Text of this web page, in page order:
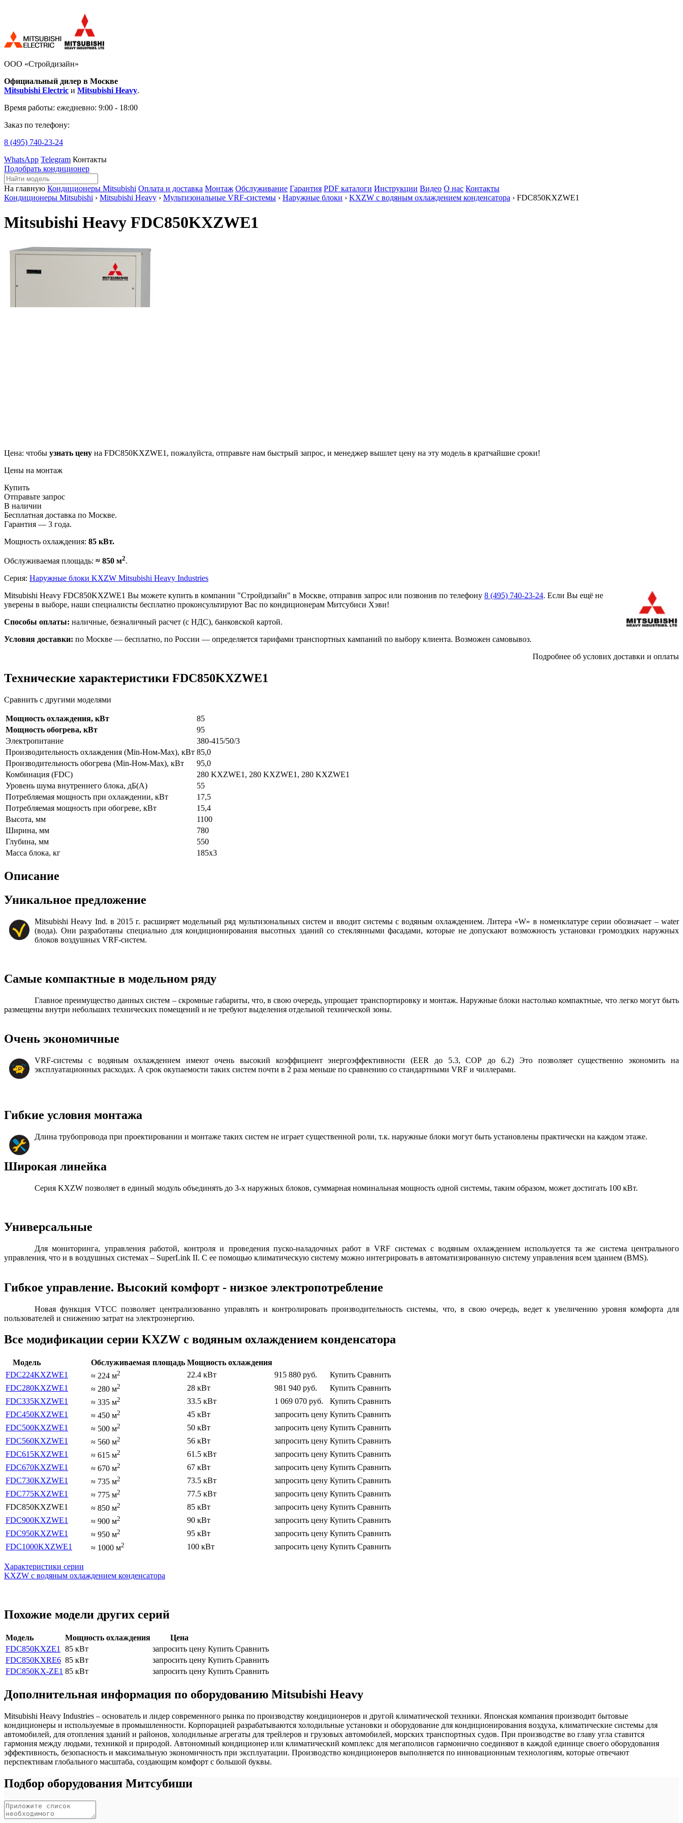
ООО «Стройдизайн»
Официальный дилер в Москве
Mitsubishi Electric и Mitsubishi Heavy.
Время работы: ежедневно: 9:00 - 18:00
Заказ по телефону:
8 (495) 740-23-24
WhatsApp Telegram Контакты
Подобрать кондиционер
На главную Кондиционеры Mitsubishi Оплата и доставка Монтаж Обслуживание Гарантия PDF каталоги Инструкции Видео О нас Контакты
Кондиционеры Mitsubishi › Mitsubishi Heavy › Мультизональные VRF-системы › Наружные блоки › KXZW с водяным охлаждением конденсатора › FDC850KXZWE1
Mitsubishi Heavy FDC850KXZWE1
Цена: чтобы узнать цену на FDC850KXZWE1, пожалуйста, отправьте нам быстрый запрос, и менеджер вышлет цену на эту модель в кратчайшие сроки!
Цены на монтаж
Купить
Отправьте запрос
В наличии
Бесплатная доставка по Москве.
Гарантия — 3 года.
Мощность охлаждения: 85 кВт.
Обслуживаемая площадь: ≈ 850 м2.
Серия: Наружные блоки KXZW Mitsubishi Heavy Industries
Mitsubishi Heavy FDC850KXZWE1 Вы можете купить в компании "Стройдизайн" в Москве, отправив запрос или позвонив по телефону 8 (495) 740-23-24. Если Вы ещё не
уверены в выборе, наши специалисты бесплатно проконсультируют Вас по кондиционерам Митсубиси Хэви!
Способы оплаты: наличные, безналичный расчет (с НДС), банковской картой.
Условия доставки: по Москве — бесплатно, по России — определяется тарифами транспортных кампаний по выбору клиента. Возможен самовывоз.
Подробнее об услових доставки и оплаты
Технические характеристики FDC850KXZWE1
Сравнить с другими моделями
Мощность охлаждения, кВт
85
Мощность обогрева, кВт
95
Электропитание
380-415/50/3
Производительность охлаждения (Min-Ном-Max), кВт 85,0
Производительность обогрева (Min-Ном-Max), кВт
95,0
Комбинация (FDC)
280 KXZWE1, 280 KXZWE1, 280 KXZWE1
Уровень шума внутреннего блока, дБ(А)
55
Потребляемая мощность при охлаждении, кВт
17,5
Потребляемая мощность при обогреве, кВт
15,4
Высота, мм
1100
Ширина, мм
780
Глубина, мм
550
Масса блока, кг
185x3
Описание
Уникальное предложение
Mitsubishi Heavy Ind. в 2015 г. расширяет модельный ряд мультизональных систем и вводит системы с водяным охлаждением. Литера «W» в номенклатуре серии обозначает – water
(вода). Они разработаны специально для кондиционирования высотных зданий со стеклянными фасадами, которые не допускают возможность установки громоздких наружных
блоков воздушных VRF-систем.
Самые компактные в модельном ряду
Главное преимущество данных систем – скромные габариты, что, в свою очередь, упрощает транспортировку и монтаж. Наружные блоки настолько компактные, что легко могут быть
размещены внутри небольших технических помещений и не требуют выделения отдельной технической зоны.
Очень экономичные
VRF-системы с водяным охлаждением имеют очень высокий коэффициент энергоэффективности (EER до 5.3, СОР до 6.2) Это позволяет существенно экономить на
эксплуатационных расходах. А срок окупаемости таких систем почти в 2 раза меньше по сравнению со стандартными VRF и чиллерами.
Гибкие условия монтажа
Длина трубопровода при проектировании и монтаже таких систем не играет существенной роли, т.к. наружные блоки могут быть установлены практически на каждом этаже.
Широкая линейка
Серия KXZW позволяет в единый модуль объединять до 3-х наружных блоков, суммарная номинальная мощность одной системы, таким образом, может достигать 100 кВт.
Универсальные
Для мониторинга, управления работой, контроля и проведения пуско-наладочных работ в VRF системах с водяным охлаждением используется та же система центрального
управления, что и в воздушных системах – SuperLink II. С ее помощью климатическую систему можно интегрировать в автоматизированную систему управления всем зданием (BMS).
Гибкое управление. Высокий комфорт - низкое электропотребление
Новая функция VTCC позволяет централизованно управлять и контролировать производительность системы, что, в свою очередь, ведет к увеличению уровня комфорта для
пользователей и снижению затрат на электроэнергию.
Все модификации серии KXZW с водяным охлаждением конденсатора
Модель Обслуживаемая площадь Мощность охлаждения
FDC224KXZWE1
≈ 224 м2 22.4 кВт 915 880 руб. Купить Сравнить
FDC280KXZWE1
≈ 280 м2 28 кВт 981 940 руб. Купить Сравнить
FDC335KXZWE1
≈ 335 м2 33.5 кВт 1 069 070 руб. Купить Сравнить
FDC450KXZWE1
≈ 450 м2 45 кВт запросить цену Купить Сравнить
FDC500KXZWE1
≈ 500 м2 50 кВт запросить цену Купить Сравнить
FDC560KXZWE1
≈ 560 м2 56 кВт запросить цену Купить Сравнить
FDC615KXZWE1
≈ 615 м2 61.5 кВт запросить цену Купить Сравнить
FDC670KXZWE1
≈ 670 м2 67 кВт запросить цену Купить Сравнить
FDC730KXZWE1
≈ 735 м2 73.5 кВт запросить цену Купить Сравнить
FDC775KXZWE1
≈ 775 м2 77.5 кВт запросить цену Купить Сравнить
FDC850KXZWE1
≈ 850 м2 85 кВт запросить цену Купить Сравнить
FDC900KXZWE1
≈ 900 м2 90 кВт запросить цену Купить Сравнить
FDC950KXZWE1
≈ 950 м2 95 кВт запросить цену Купить Сравнить
FDC1000KXZWE1
≈ 1000 м2 100 кВт запросить цену Купить Сравнить
Характеристики серии
KXZW с водяным охлаждением конденсатора
Похожие модели других серий
Модель Мощность охлаждения
Цена
FDC850KXZE1
85 кВт запросить цену Купить Сравнить
FDC850KXRE6 85 кВт запросить цену Купить Сравнить
FDC850KX-ZE1 85 кВт запросить цену Купить Сравнить
Дополнительная информация по оборудованию Mitsubishi Heavy
Mitsubishi Heavy Industries – основатель и лидер современного рынка по производству кондиционеров и другой климатической техники. Японская компания производит бытовые
кондиционеры и используемые в промышленности. Корпорацией разрабатываются холодильные установки и оборудование для кондиционирования воздуха, климатические системы для
автомобилей, для отопления зданий и районов, холодильные агрегаты для трейлеров и грузовых автомобилей, морских транспортных судов. При производстве во главу угла ставится
гармония между людьми, техникой и природой. Автономный кондиционер или климатический комплекс для мегаполисов гармонично соединяют в каждой единице своего оборудования
эффективность, безопасность и максимальную экономичность при эксплуатации. Производство кондиционеров выполняется по инновационным технологиям, которые отвечают
перспективам глобального масштаба, создающим комфорт с большой буквы.
Подбор оборудования Митсубиши